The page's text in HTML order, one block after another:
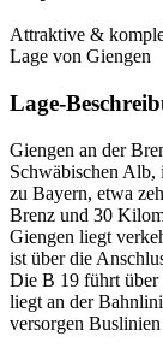
Attraktive &
Lage von Giengen
Lage-
Giengen an der
Schwäbischen Alb,
zu Bayern, etwa
Brenz und 30
Giengen liegt
ist über die
Die B 19 führt über
liegt an der
versorgen